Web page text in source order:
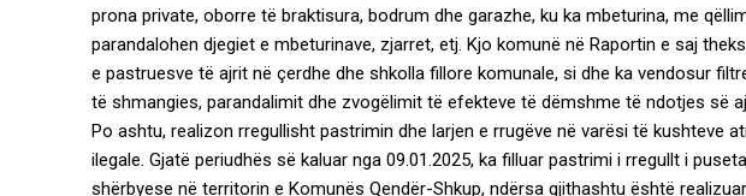
prona private, oborre të braktisura, bodrum dhe garazhe, ku ka mbeturina, me
parandalohen djegiet e mbeturinave, zjarret, etj. Kjo komunë në Raportin e saj
e pastruesve të ajrit në çerdhe dhe shkolla fillore komunale, si dhe ka vendosur
të shmangies, parandalimit dhe zvogëlimit të efekteve të dëmshme të ndotjes së
Po ashtu, realizon rregullisht pastrimin dhe larjen e rrugëve në varësi të kushteve
ilegale. Gjatë periudhës së kaluar nga 09.01.2025, ka filluar pastrimi i rregullt i
shërbyese në territorin e Komunës Qendër-Shkup, ndërsa gjithashtu është